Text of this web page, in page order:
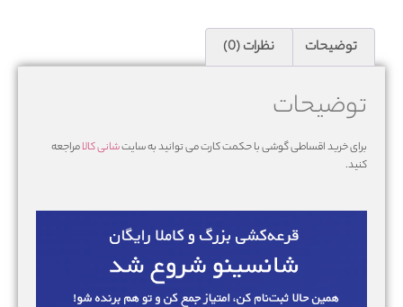
توضیحات نظرات (0)
توضیحات
برای خرید اقساطی گوشی با حکمت کارت می توانید به سایتشانی کالامراجعه
کنید.